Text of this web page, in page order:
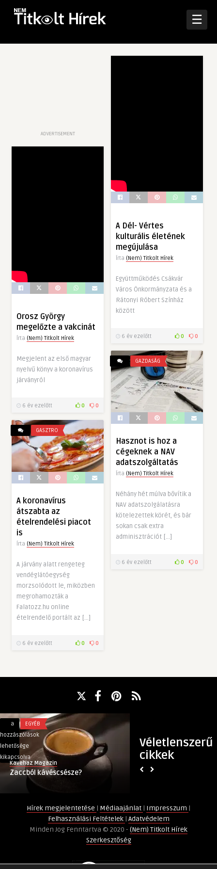
☰
ADVERTISEMENT
A Dél- Vértes
kulturális életének
megújulása
Írta (Nem) Titkolt Hírek
Együttműködés Csákvár
Város Önkormányzata és a
Rátonyi Róbert Színház
között
6 év ezelőtt 0 0
Orosz György
megelőzte a vakcinát
Írta (Nem) Titkolt Hírek
Megjelent az első magyar
nyelvű könyv a koronavírus
járványról
6 év ezelőtt 0 0
GAZDASÁG
Hasznot is hoz a
cégeknek a NAV
adatszolgáltatás
Írta (Nem) Titkolt Hírek
Néhány hét múlva bővítik a
NAV adatszolgálatásra
kötelezettek körét, és bár
sokan csak extra
adminisztrációt […]
6 év ezelőtt 0 0
GASZTRO
A koronavírus
átszabta az
ételrendelési piacot
is
Írta (Nem) Titkolt Hírek
A járvány alatt rengeteg
vendéglátóegység
morzsolódott le, miközben
megrohamozták a
Falatozz.hu online
ételrendelő portált az […]
6 év ezelőtt 0 0
Véletlenszerű
cikkek
Zaccból
kávéscsésze?
bejegyzéshez
a
hozzászólások
lehetősége
kikapcsolva
EGYÉB
Kavehaz Magazin
Zaccból kávéscsésze?
A
megbízható
bejegyzéshez
lehetősége
kikapcsolva
Hírek megjelentetése | Médiaajánlat | Impresszum |
Felhasználási Feltételek | Adatvédelem
Minden Jog Fenntartva © 2020 - (Nem) Titkolt Hírek
Szerkesztőség